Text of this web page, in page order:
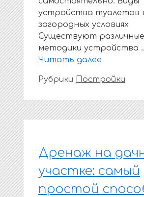
устройства туалетов
загородных условиях
Существуют различные
методики устройства
Читать далее
Рубрики Постройки
Дренаж на
участке: самый
простой